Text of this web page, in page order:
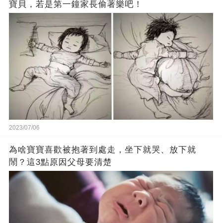
寶貝，若是第一鐘家長偷著樂吧！
2023/07/06
為啥寶寶喜歡被抱著到處走，坐下就哭、放下就
鬧？這3點原因父母要清楚